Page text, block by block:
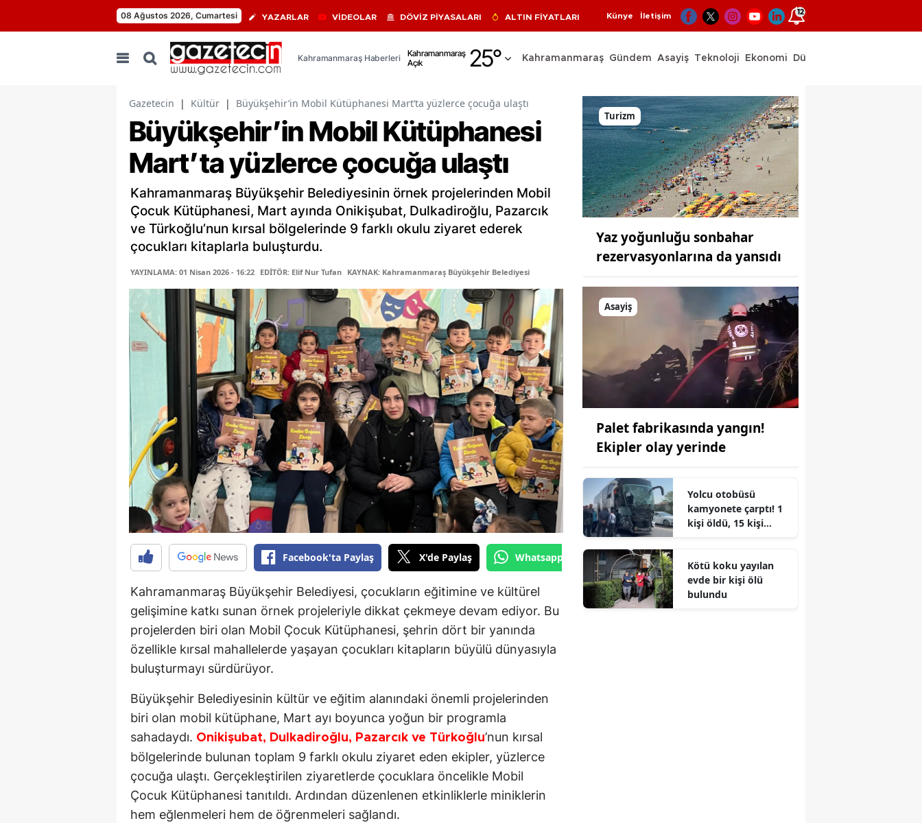
08 Ağustos 2026, Cumartesi YAZARLAR VİDEOLAR DÖVİZ PİYASALARI ALTIN FİYATLARI Künye İletişim 12
Kahramanmaraş Haberleri
Kahramanmaraş
Açık
25°
Adıyaman
Afyonkarahisar
Ağrı
Antalya
Artvin
Balıkesir
Bilecik
Bingöl
Bitlis
Bolu
Burdur
Bursa
Çanakkale
Çankırı
Çorum
Denizli
Diyarbakır
Edirne
Erzurum
Eskişehir
Gaziantep
Giresun
Kahramanmaraş Gündem Asayiş Teknoloji Ekonomi Dünya
Gazetecin | Kültür | Büyükşehir’in Mobil Kütüphanesi Mart’ta yüzlerce çocuğa ulaştı
Büyükşehir’in Mobil Kütüphanesi
Mart’ta yüzlerce çocuğa ulaştı
Kahramanmaraş Büyükşehir Belediyesinin örnek projelerinden Mobil
Çocuk Kütüphanesi, Mart ayında Onikişubat, Dulkadiroğlu, Pazarcık
ve Türkoğlu’nun kırsal bölgelerinde 9 farklı okulu ziyaret ederek
çocukları kitaplarla buluşturdu.
YAYINLAMA: 01 Nisan 2026 - 16:22 EDİTÖR: Elif Nur Tufan KAYNAK: Kahramanmaraş Büyükşehir Belediyesi
Facebook'ta Paylaş X'de Paylaş Whatsapp'tan Gönder
Kahramanmaraş Büyükşehir Belediyesi, çocukların eğitimine ve kültürel
gelişimine katkı sunan örnek projeleriyle dikkat çekmeye devam ediyor. Bu
projelerden biri olan Mobil Çocuk Kütüphanesi, şehrin dört bir yanında
özellikle kırsal mahallelerde yaşayan çocukları kitapların büyülü dünyasıyla
buluşturmayı sürdürüyor.
Büyükşehir Belediyesinin kültür ve eğitim alanındaki önemli projelerinden
biri olan mobil kütüphane, Mart ayı boyunca yoğun bir programla
sahadaydı. Onikişubat, Dulkadiroğlu, Pazarcık ve Türkoğlu’nun kırsal
bölgelerinde bulunan toplam 9 farklı okulu ziyaret eden ekipler, yüzlerce
çocuğa ulaştı. Gerçekleştirilen ziyaretlerde çocuklara öncelikle Mobil
Çocuk Kütüphanesi tanıtıldı. Ardından düzenlenen etkinliklerle miniklerin
hem eğlenmeleri hem de öğrenmeleri sağlandı.
Turizm
Yaz yoğunluğu sonbahar
rezervasyonlarına da yansıdı
Asayiş
Palet fabrikasında yangın!
Ekipler olay yerinde
Yolcu otobüsü
kamyonete çarptı! 1
kişi öldü, 15 kişi
Kötü koku yayılan
evde bir kişi ölü
bulundu